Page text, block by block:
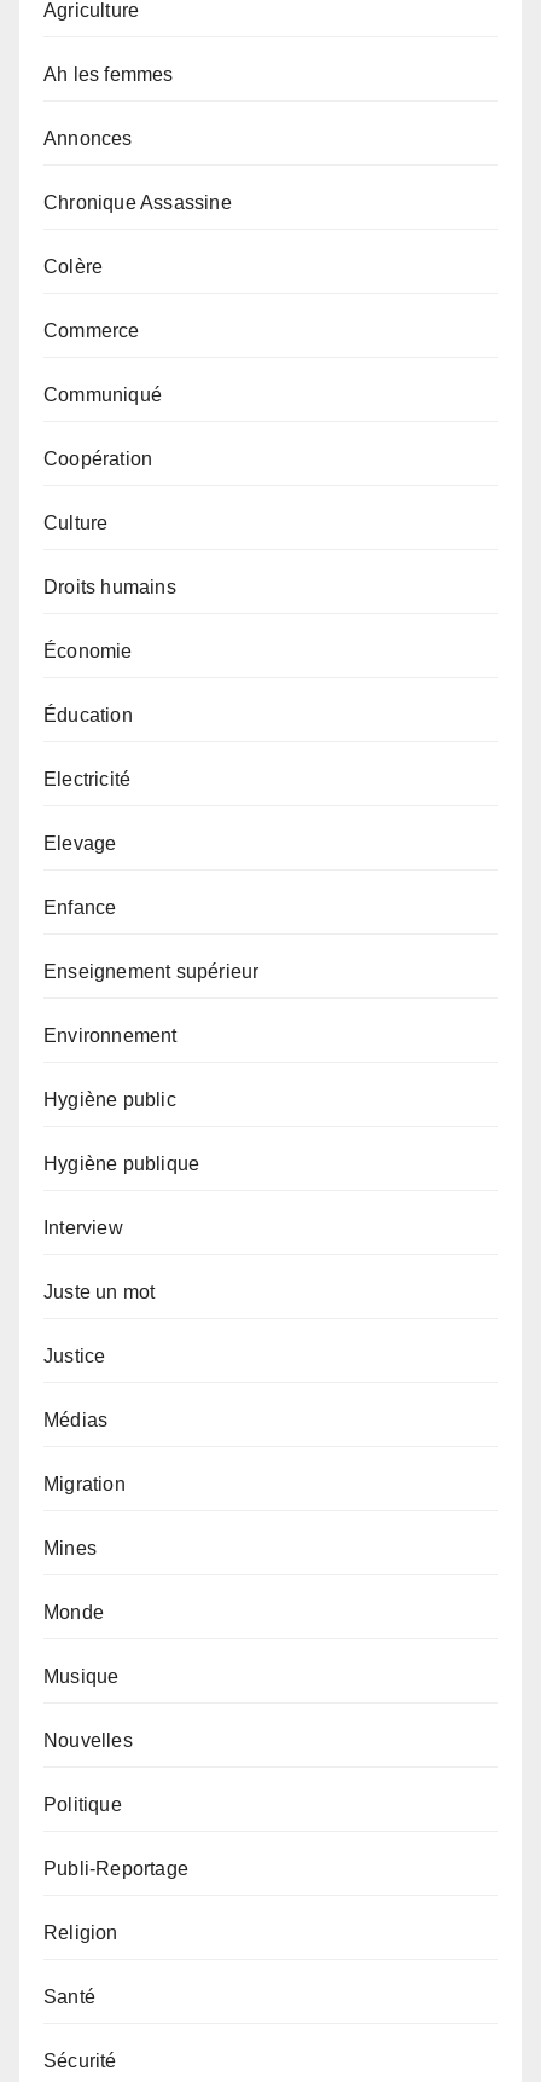
Agriculture
Ah les femmes
Annonces
Chronique Assassine
Colère
Commerce
Communiqué
Coopération
Culture
Droits humains
Économie
Éducation
Electricité
Elevage
Enfance
Enseignement supérieur
Environnement
Hygiène public
Hygiène publique
Interview
Juste un mot
Justice
Médias
Migration
Mines
Monde
Musique
Nouvelles
Politique
Publi-Reportage
Religion
Santé
Sécurité